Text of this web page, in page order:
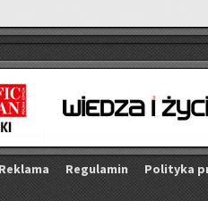
Re­kla­ma Re­gu­la­min Po­li­ty­ka